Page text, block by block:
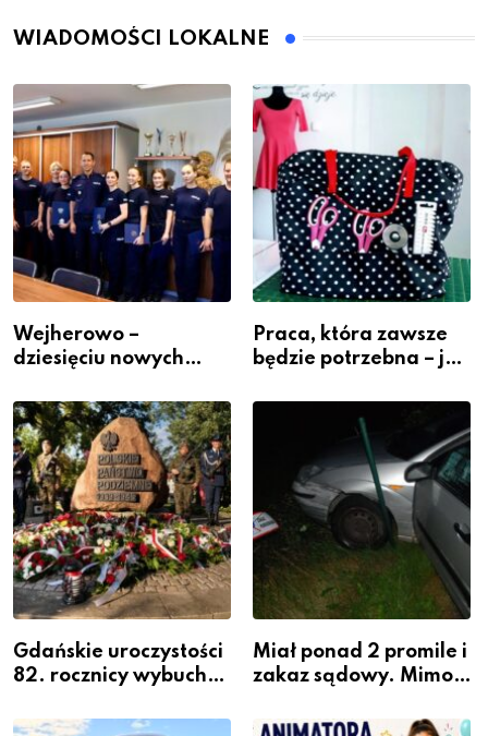
WIADOMOŚCI LOKALNE
Wejherowo –
dziesięciu nowych
szeregach Komendy
Powiatowej
Praca, która zawsze
będzie potrzebna – jak
zawodem przyszłości i
gdzie się go nauczyć?
Gdańskie uroczystości
82. rocznicy wybuchu
Warszawskiego
Miał ponad 2 promile i
zakaz sądowy. Mimo
kierownicę w